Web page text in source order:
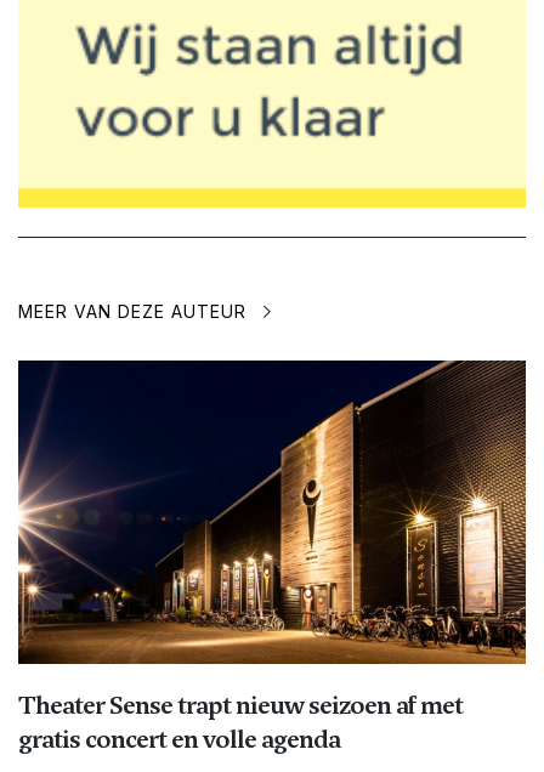
MEER VAN DEZE AUTEUR
Theater Sense trapt nieuw seizoen af met
gratis concert en volle agenda